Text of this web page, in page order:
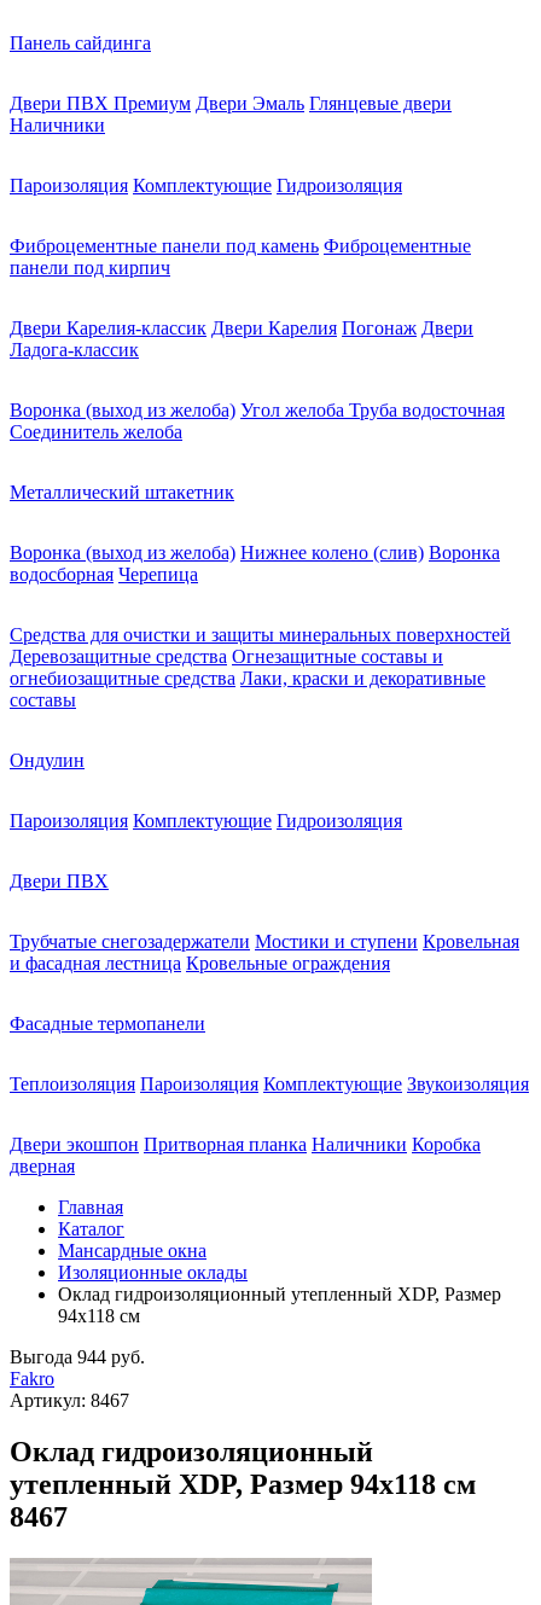
Панель сайдинга
Двери ПВХ Премиум Двери Эмаль Глянцевые двери
Наличники
Пароизоляция Комплектующие Гидроизоляция
Фиброцементные панели под камень Фиброцементные
панели под кирпич
Двери Карелия-классик Двери Карелия Погонаж Двери
Ладога-классик
Воронка (выход из желоба) Угол желоба Труба водосточная
Соединитель желоба
Металлический штакетник
Воронка (выход из желоба) Нижнее колено (слив) Воронка
водосборная Черепица
Средства для очистки и защиты минеральных поверхностей
Деревозащитные средства Огнезащитные составы и
огнебиозащитные средства Лаки, краски и декоративные
составы
Ондулин
Пароизоляция Комплектующие Гидроизоляция
Двери ПВХ
Трубчатые снегозадержатели Мостики и ступени Кровельная
и фасадная лестница Кровельные ограждения
Фасадные термопанели
Теплоизоляция Пароизоляция Комплектующие Звукоизоляция
Двери экошпон Притворная планка Наличники Коробка
дверная
Главная
Каталог
Мансардные окна
Изоляционные оклады
Оклад гидроизоляционный утепленный XDP, Размер
94х118 см
Выгода 944 руб.
Fakro
Артикул: 8467
Оклад гидроизоляционный
утепленный XDP, Размер 94х118 см
8467